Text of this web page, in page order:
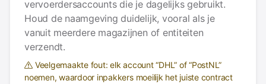
vervoerdersaccounts die je dagelijks gebruikt.
Houd de naamgeving duidelijk, vooral als je
vanuit meerdere magazijnen of entiteiten
verzendt.
Veelgemaakte fout: elk account “DHL” of “PostNL”
noemen, waardoor inpakkers moeilijk het juiste contract